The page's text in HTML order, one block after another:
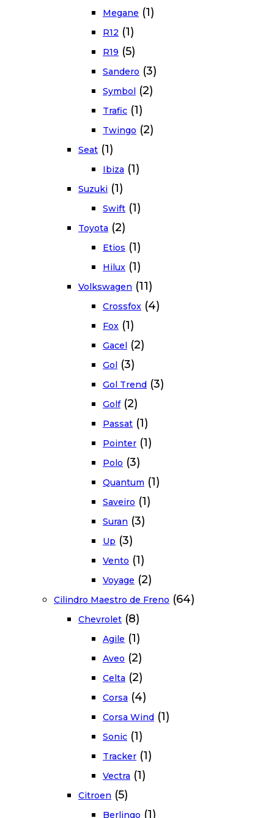
Megane (1)
R12 (1)
R19 (5)
Sandero (3)
Symbol (2)
Trafic (1)
Twingo (2)
Seat (1)
Ibiza (1)
Suzuki (1)
Swift (1)
Toyota (2)
Etios (1)
Hilux (1)
Volkswagen (11)
Crossfox (4)
Fox (1)
Gacel (2)
Gol (3)
Gol Trend (3)
Golf (2)
Passat (1)
Pointer (1)
Polo (3)
Quantum (1)
Saveiro (1)
Suran (3)
Up (3)
Vento (1)
Voyage (2)
Cilindro Maestro de Freno (64)
Chevrolet (8)
Agile (1)
Aveo (2)
Celta (2)
Corsa (4)
Corsa Wind (1)
Sonic (1)
Tracker (1)
Vectra (1)
Citroen (5)
Berlingo (1)